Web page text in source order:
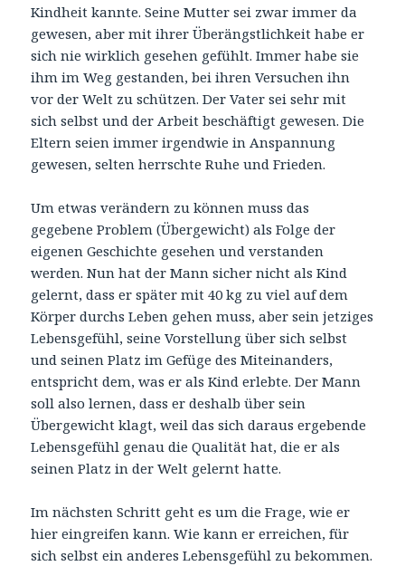
Kindheit kannte. Seine Mutter sei zwar immer da
gewesen, aber mit ihrer Überängstlichkeit habe er
sich nie wirklich gesehen gefühlt. Immer habe sie
ihm im Weg gestanden, bei ihren Versuchen ihn
vor der Welt zu schützen. Der Vater sei sehr mit
sich selbst und der Arbeit beschäftigt gewesen. Die
Eltern seien immer irgendwie in Anspannung
gewesen, selten herrschte Ruhe und Frieden.
Um etwas verändern zu können muss das
gegebene Problem (Übergewicht) als Folge der
eigenen Geschichte gesehen und verstanden
werden. Nun hat der Mann sicher nicht als Kind
gelernt, dass er später mit 40 kg zu viel auf dem
Körper durchs Leben gehen muss, aber sein jetziges
Lebensgefühl, seine Vorstellung über sich selbst
und seinen Platz im Gefüge des Miteinanders,
entspricht dem, was er als Kind erlebte. Der Mann
soll also lernen, dass er deshalb über sein
Übergewicht klagt, weil das sich daraus ergebende
Lebensgefühl genau die Qualität hat, die er als
seinen Platz in der Welt gelernt hatte.
Im nächsten Schritt geht es um die Frage, wie er
hier eingreifen kann. Wie kann er erreichen, für
sich selbst ein anderes Lebensgefühl zu bekommen.